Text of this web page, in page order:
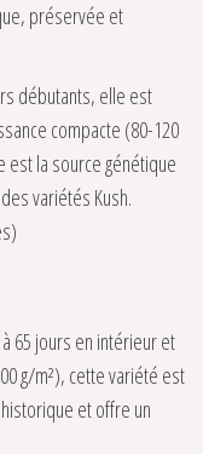
préservée et
débutants, elle est
compacte (80-120
est la source génétique
variétés Kush.
65 jours en intérieur et
g/m²), cette variété est
et offre un